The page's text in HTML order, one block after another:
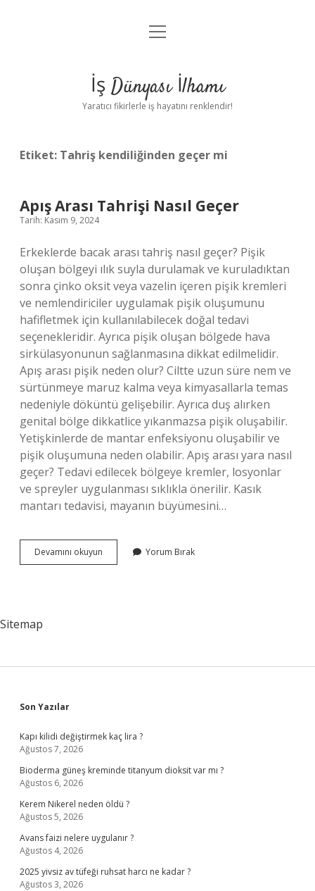
Anasayfa
Yasal Uyarı
menüyü
İş Dünyası İlhamı
Yaratıcı fikirlerle iş hayatını renklendir!
Etiket: Tahriş kendiliğinden geçer mi
Apış Arası Tahrişi Nasıl Geçer
Tarih: Kasım 9, 2024
Erkeklerde bacak arası tahriş nasıl geçer? Pişik
oluşan bölgeyi ılık suyla durulamak ve kuruladıktan
sonra çinko oksit veya vazelin içeren pişik kremleri
ve nemlendiriciler uygulamak pişik oluşumunu
hafifletmek için kullanılabilecek doğal tedavi
seçenekleridir. Ayrıca pişik oluşan bölgede hava
sirkülasyonunun sağlanmasına dikkat edilmelidir.
Apış arası pişik neden olur? Ciltte uzun süre nem ve
sürtünmeye maruz kalma veya kimyasallarla temas
nedeniyle döküntü gelişebilir. Ayrıca duş alırken
genital bölge dikkatlice yıkanmazsa pişik oluşabilir.
Yetişkinlerde de mantar enfeksiyonu oluşabilir ve
pişik oluşumuna neden olabilir. Apış arası yara nasıl
geçer? Tedavi edilecek bölgeye kremler, losyonlar
ve spreyler uygulanması sıklıkla önerilir. Kasık
mantarı tedavisi, mayanın büyümesini…
Devamını okuyun
Arası
Yorum Bırak
Sitemap
Sidebar
Son Yazılar
Kapı kilidi değiştirmek kaç lira ?
Ağustos 7, 2026
Bioderma güneş kreminde titanyum dioksit var mı ?
Ağustos 6, 2026
Kerem Nikerel neden öldü ?
Ağustos 5, 2026
Avans faizi nelere uygulanır ?
Ağustos 4, 2026
2025 yivsiz av tüfeği ruhsat harcı ne kadar ?
Ağustos 3, 2026